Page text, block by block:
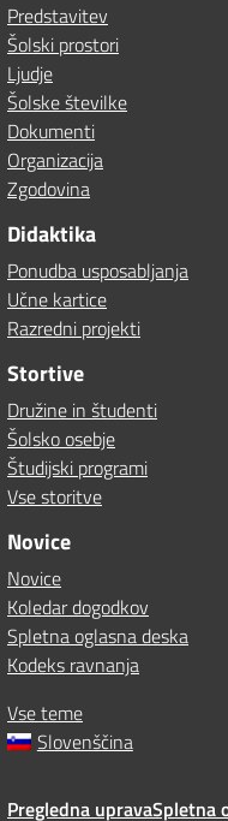
Predstavitev
Šolski prostori
Ljudje
Šolske številke
Dokumenti
Organizacija
Zgodovina
Didaktika
Ponudba usposabljanja
Učne kartice
Razredni projekti
Stortive
Družine in študenti
Šolsko osebje
Študijski programi
Vse storitve
Novice
Novice
Koledar dogodkov
Spletna oglasna deska
Kodeks ravnanja
Vse teme
Slovenščina
Pregledna upravaSpletna